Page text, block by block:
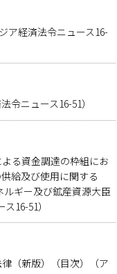
ア経済法令ニュース16-
令ニュース16-51）
る資金調達の枠組にお
給及び使用に関する
ルギー及び鉱産資源大臣
16-51）
（新版）（目次）（ア